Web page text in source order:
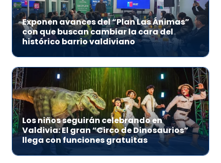
Exponen avances del “Plan Las Ánimas”
con que buscan cambiar la cara del
histórico barrio valdiviano
Los niños seguirán celebrando en
Valdivia: El gran “Circo de Dinosaurios”
llega con funciones gratuitas